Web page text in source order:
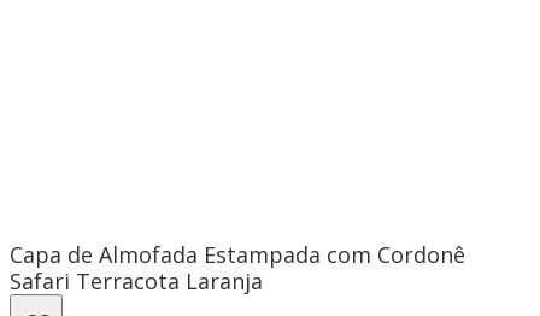
Capa de Almofada Estampada com Cordonê
Safari Terracota Laranja